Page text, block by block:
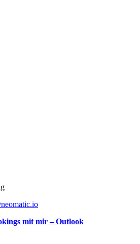
mit mir – Outlook